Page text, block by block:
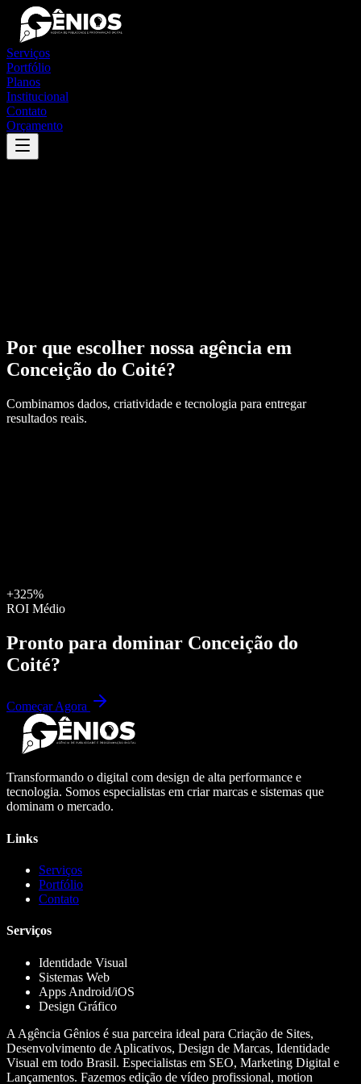
Serviços
Portfólio
Planos
Institucional
Contato
Orçamento
Por que escolher nossa agência em
Conceição do Coité?
Combinamos dados, criatividade e tecnologia para entregar
resultados reais.
+325%
ROI Médio
Pronto para dominar Conceição do
Coité?
Começar Agora
Transformando o digital com design de alta performance e
tecnologia. Somos especialistas em criar marcas e sistemas que
dominam o mercado.
Links
Serviços
Portfólio
Contato
Serviços
Identidade Visual
Sistemas Web
Apps Android/iOS
Design Gráfico
A Agência Gênios é sua parceira ideal para Criação de Sites,
Desenvolvimento de Aplicativos, Design de Marcas, Identidade
Visual em todo Brasil. Especialistas em SEO, Marketing Digital e
Lançamentos. Fazemos edição de vídeo profissional, motion